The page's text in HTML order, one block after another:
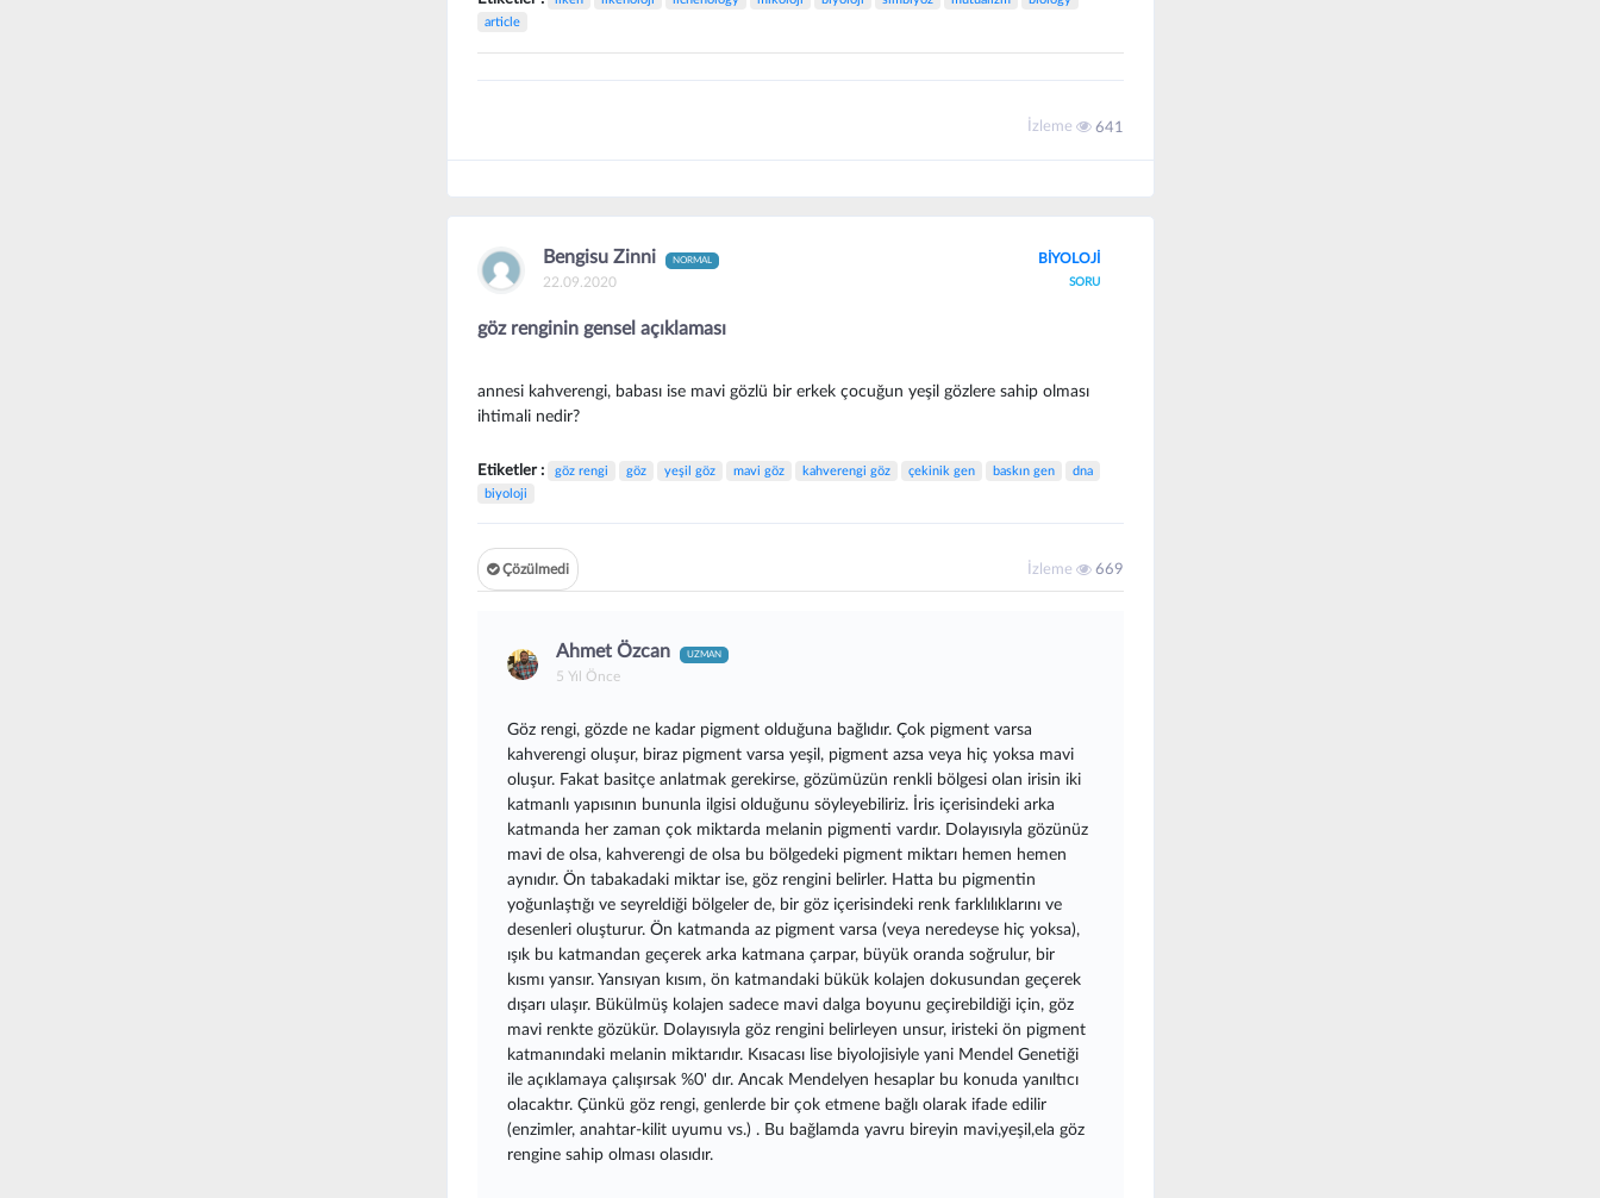
article
İzleme 641
Bengisu Zinni NORMAL
22.09.2020
BİYOLOJİ
SORU
göz renginin gensel açıklaması
annesi kahverengi, babası ise mavi gözlü bir erkek çocuğun yeşil gözlere sahip olması
ihtimali nedir?
Etiketler : göz rengi göz yeşil göz mavi göz kahverengi göz çekinik gen baskın gen
dna
biyoloji
Çözülmedi İzleme 669
Ahmet Özcan UZMAN
5 Yıl Önce
Göz rengi, gözde ne kadar pigment olduğuna bağlıdır. Çok pigment varsa
kahverengi oluşur, biraz pigment varsa yeşil, pigment azsa veya hiç yoksa mavi
oluşur. Fakat basitçe anlatmak gerekirse, gözümüzün renkli bölgesi olan irisin iki
katmanlı yapısının bununla ilgisi olduğunu söyleyebiliriz. İris içerisindeki arka
katmanda her zaman çok miktarda melanin pigmenti vardır. Dolayısıyla gözünüz
mavi de olsa, kahverengi de olsa bu bölgedeki pigment miktarı hemen hemen
aynıdır. Ön tabakadaki miktar ise, göz rengini belirler. Hatta bu pigmentin
yoğunlaştığı ve seyreldiği bölgeler de, bir göz içerisindeki renk farklılıklarını ve
desenleri oluşturur. Ön katmanda az pigment varsa (veya neredeyse hiç yoksa),
ışık bu katmandan geçerek arka katmana çarpar, büyük oranda soğrulur, bir
kısmı yansır. Yansıyan kısım, ön katmandaki bükük kolajen dokusundan geçerek
dışarı ulaşır. Bükülmüş kolajen sadece mavi dalga boyunu geçirebildiği için, göz
mavi renkte gözükür. Dolayısıyla göz rengini belirleyen unsur, iristeki ön pigment
katmanındaki melanin miktarıdır. Kısacası lise biyolojisiyle yani Mendel Genetiği
ile açıklamaya çalışırsak %0' dır. Ancak Mendelyen hesaplar bu konuda yanıltıcı
olacaktır. Çünkü göz rengi, genlerde bir çok etmene bağlı olarak ifade edilir
(enzimler, anahtar-kilit uyumu vs.) . Bu bağlamda yavru bireyin mavi,yeşil,ela göz
rengine sahip olması olasıdır.